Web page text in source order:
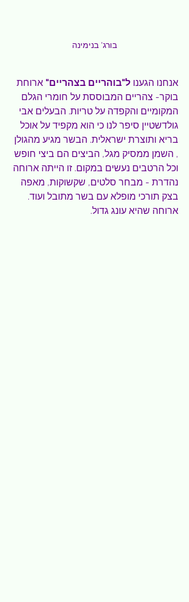
בורג' בנימינה
אנחנו הגענו ל"בוהריים בצהריים" ארוחת
בוקר- צהריים המבוססת על חומרי הגלם
המקומיים והקפדה על טריות. הבעלים אבי
גולדשטיין סיפר לנו כי הוא מקפיד על אוכל
בריא ותוצרת ישראלית. הבשר מגיע מהגולן
, השמן ממסיק מגל, הביצים הם ביצי חופש
וכל הרטבים נעשים במקום. זו הייתה ארוחה
נהדרת - מבחר סלטים, שקשוקות, מאפה
בצק תורכי מופלא עם בשר מתובל ועוד.
ארוחה שהיא עונג גדול.